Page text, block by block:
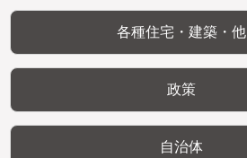
各種住宅・建築・他
政策
自治体